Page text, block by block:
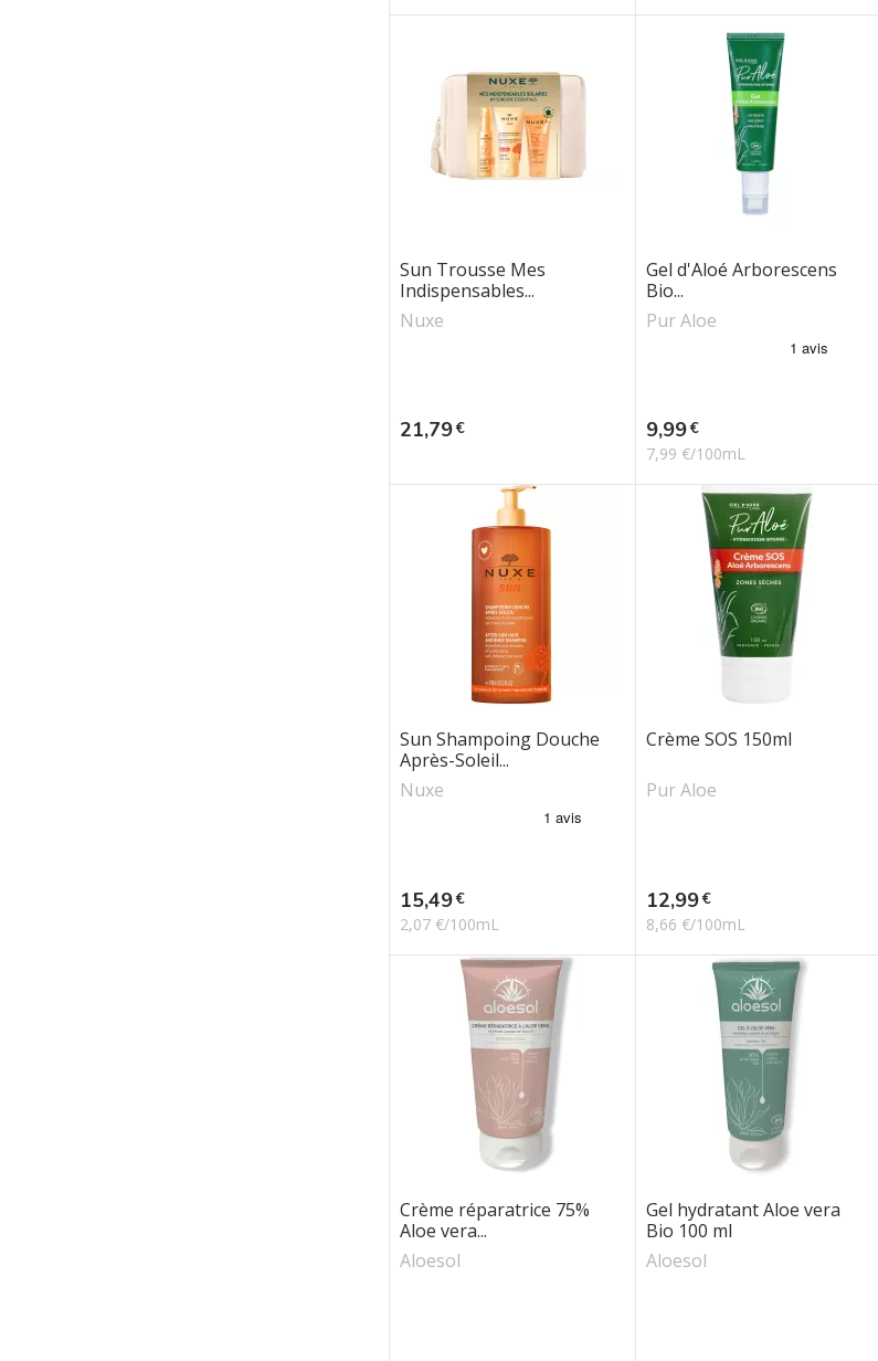
Sun Trousse Mes
Indispensables...
Nuxe
Prix
21,79€
Gel d'Aloé Arborescens
Bio...
Pur Aloe
Prix
9,99€
7,99 €/100mL
Sun Shampoing Douche
Après-Soleil...
Nuxe
Prix
15,49€
2,07 €/100mL
Crème SOS 150ml
Pur Aloe
Prix
12,99€
8,66 €/100mL
Crème réparatrice 75%
Aloe vera...
Aloesol
Gel hydratant Aloe vera
Bio 100 ml
Aloesol